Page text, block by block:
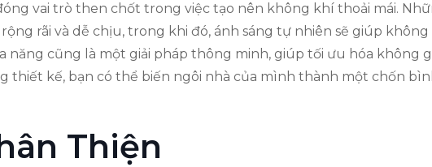
vai trò then chốt trong việc tạo nên không khí thoải mái.
rãi và dễ chịu, trong khi đó, ánh sáng tự nhiên sẽ giúp
năng cũng là một giải pháp thông minh, giúp tối ưu hóa không
kế, bạn có thể biến ngôi nhà của mình thành một chốn
Thiện